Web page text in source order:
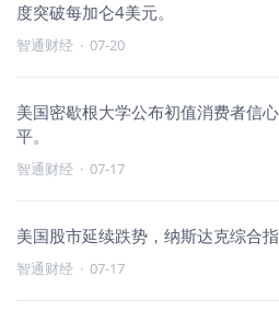
度突破每加仑4美元。
智通财经 · 07-20
美国密歇根大学公布初值消费者信
平。
智通财经 · 07-17
美国股市延续跌势，纳斯达克综合指
智通财经 · 07-17